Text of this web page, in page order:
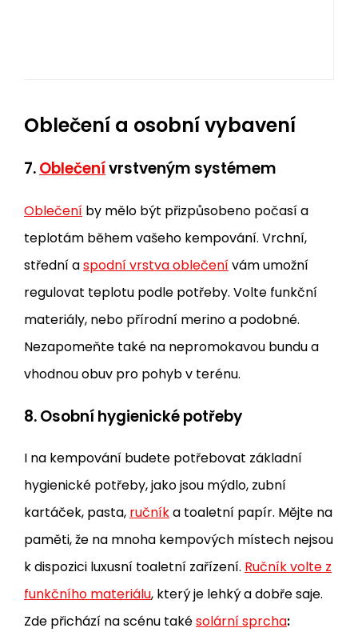
Oblečení a osobní vybavení
7.Oblečenívrstveným systémem
Oblečení by mělo být přizpůsobeno počasí a
teplotám během vašeho kempování. Vrchní,
střední aspodní vrstva oblečenívám umožní
regulovat teplotu podle potřeby. Volte funkční
materiály, nebo přírodní merino a podobné.
Nezapomeňte také na nepromokavou bundu a
vhodnou obuv pro pohyb v terénu.
8.Osobní hygienické potřeby
I na kempování budete potřebovat základní
hygienické potřeby, jako jsou mýdlo, zubní
kartáček, pasta, ručníka toaletní papír. Mějte na
paměti, že na mnoha kempových místech nejsou
k dispozici luxusní toaletní zařízení. Ručník volte z
funkčního materiálu, který je lehký a dobře saje.
Zde přichází na scénu takésolární sprcha: